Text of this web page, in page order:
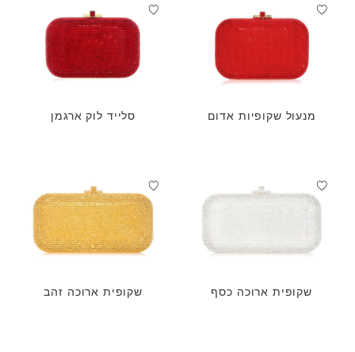
מנעול שקופיות אדום סלייד לוק ארגמן
שקופית ארוכה כסף שקופית ארוכה זהב